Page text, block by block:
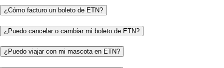
¿Cómo facturo un boleto de ETN?
¿Puedo cancelar o cambiar mi boleto de ETN?
¿Puedo viajar con mi mascota en ETN?